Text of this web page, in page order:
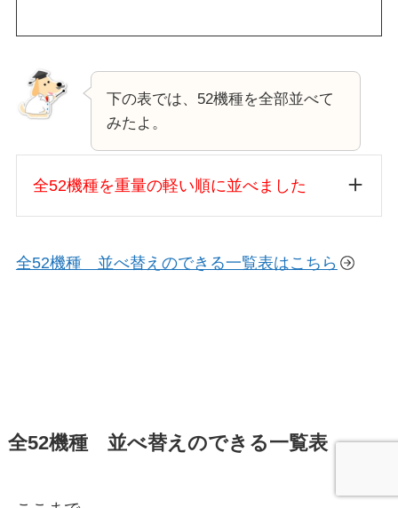
下の表では、52機種を全部並べて
みたよ。
全52機種を重量の軽い順に並べました
全52機種 並べ替えのできる一覧表はこちら
全52機種 並べ替えのできる一覧表